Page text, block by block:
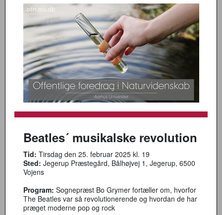
Beatles´ musikalske revolution
Tid: Tirsdag den 25. februar 2025 kl. 19
Sted: Jegerup Præstegård, Bålhøjvej 1, Jegerup, 6500
Vojens
Program: Sognepræst Bo Grymer fortæller om, hvorfor
The Beatles var så revolutionerende og hvordan de har
præget moderne pop og rock